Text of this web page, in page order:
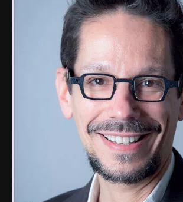
Prof. Philippe Seksik
Fecha de
publicación
17 Septiembre
2019
Fecha de
30 Agosto